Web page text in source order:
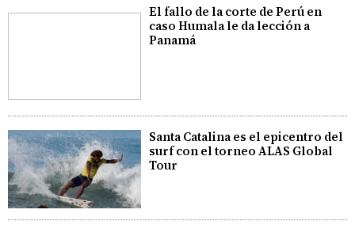
El fallo de la corte de Perú en
caso Humala le da lección a
Panamá
Santa Catalina es el epicentro del
surf con el torneo ALAS Global
Tour